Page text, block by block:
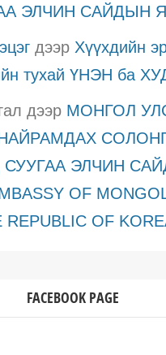
ЭЛЧИН САЙДЫН
дээр Хүүхдийн
тухай ҮНЭН ба
дээр МОНГОЛ
СУУГАА ЭЛЧИН
OF
REPUBLIC OF
FACEBOOK PAGE